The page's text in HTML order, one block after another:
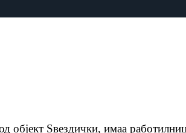
објект Ѕвездички, имаа